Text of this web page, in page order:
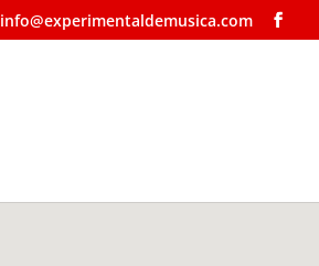
info@experimentaldemusica.com